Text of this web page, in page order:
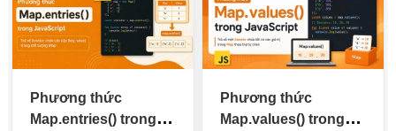
Phương thức
Map.entries() trong
Phương thức
Map.values() trong